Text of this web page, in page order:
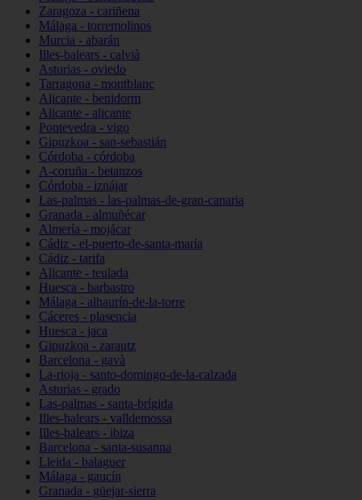
Zaragoza - cariñena
Málaga - torremolinos
Murcia - abarán
Illes-balears - calvià
Asturias - oviedo
Tarragona - montblanc
Alicante - benidorm
Alicante - alicante
Pontevedra - vigo
Gipuzkoa - san-sebastián
Córdoba - córdoba
A-coruña - betanzos
Córdoba - iznájar
Las-palmas - las-palmas-de-gran-canaria
Granada - almuñécar
Almería - mojácar
Cádiz - el-puerto-de-santa-maría
Cádiz - tarifa
Alicante - teulada
Huesca - barbastro
Málaga - alhaurín-de-la-torre
Cáceres - plasencia
Huesca - jaca
Gipuzkoa - zarautz
Barcelona - gavà
La-rioja - santo-domingo-de-la-calzada
Asturias - grado
Las-palmas - santa-brígida
Illes-balears - valldemossa
Illes-balears - ibiza
Barcelona - santa-susanna
Lleida - balaguer
Málaga - gaucín
Granada - güejar-sierra